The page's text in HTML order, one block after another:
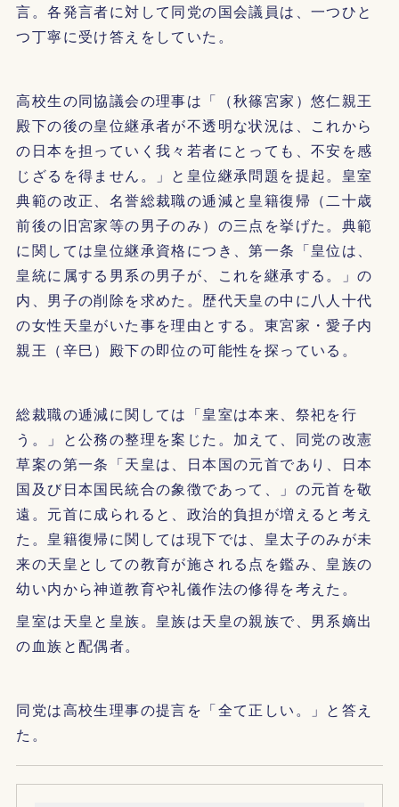
言。各発言者に対して同党の国会議員は、一つひと
つ丁寧に受け答えをしていた。
高校生の同協議会の理事は「（秋篠宮家）悠仁親王
殿下の後の皇位継承者が不透明な状況は、これから
の日本を担っていく我々若者にとっても、不安を感
じざるを得ません。」と皇位継承問題を提起。皇室
典範の改正、名誉総裁職の逓減と皇籍復帰（二十歳
前後の旧宮家等の男子のみ）の三点を挙げた。典範
に関しては皇位継承資格につき、第一条「皇位は、
皇統に属する男系の男子が、これを継承する。」の
内、男子の削除を求めた。歴代天皇の中に八人十代
の女性天皇がいた事を理由とする。東宮家・愛子内
親王（辛巳）殿下の即位の可能性を探っている。
総裁職の逓減に関しては「皇室は本来、祭祀を行
う。」と公務の整理を案じた。加えて、同党の改憲
草案の第一条「天皇は、日本国の元首であり、日本
国及び日本国民統合の象徴であって、」の元首を敬
遠。元首に成られると、政治的負担が増えると考え
た。皇籍復帰に関しては現下では、皇太子のみが未
来の天皇としての教育が施される点を鑑み、皇族の
幼い内から神道教育や礼儀作法の修得を考えた。
皇室は天皇と皇族。皇族は天皇の親族で、男系嫡出
の血族と配偶者。
同党は高校生理事の提言を「全て正しい。」と答え
た。